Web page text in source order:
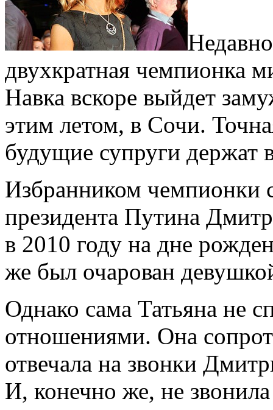
двухкратная чемпионка
Навка вскоре выйдет
этим летом, в Сочи.
будущие супруги держат
Избранником чемпионки
президента Путина
в 2010 году на дне
же был очарован
Однако сама Татьяна не
отношениями. Она
отвечала на звонки
И, конечно же, не